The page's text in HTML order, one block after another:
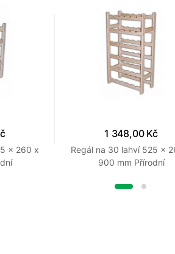
x 260 x
1 348,00 Kč
Regál na 30 lahví 525 x
900 mm Přírodní